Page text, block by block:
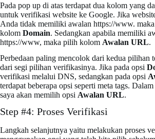
Pada pop up di atas terdapat dua kolom yang
untuk verifikasi website ke Google. Jika
Anda tidak memiliki awalan https://www.
kolom Domain. Sedangkan apabila memiliki
https://www, maka pilih kolom Awalan URL.
Perbedaan paling mencolok dari kedua pilihan
dari segi pilihan verifikasinya. Jika pada opsi
verifikasi melalui DNS, sedangkan pada opsi
terdapat beberapa opsi seperti meta tags.
saya akan memilih opsi Awalan URL.
Step #4: Proses Verifikasi
Langkah selanjutnya yaitu melakukan proses